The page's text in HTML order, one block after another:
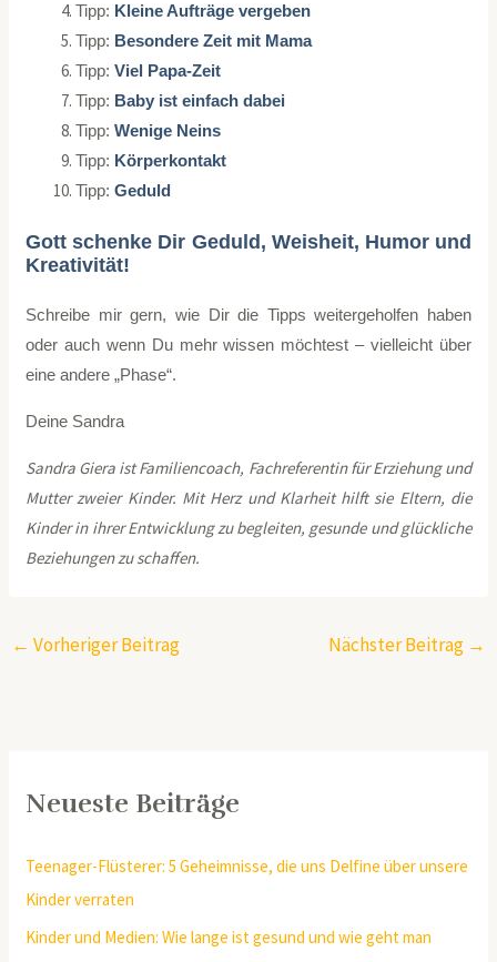
Tipp: Kleine Aufträge vergeben
Tipp: Besondere Zeit mit Mama
Tipp:Viel Papa-Zeit
Tipp: Baby ist einfach dabei
Tipp:Wenige Neins
Tipp: Körperkontakt
Tipp: Geduld
Gott schenke Dir Geduld, Weisheit, Humor und
Kreativität!
Schreibe mir gern, wie Dir die Tipps weitergeholfen haben
oder auch wenn Du mehr wissen möchtest – vielleicht über
eine andere „Phase“.
Deine Sandra
Sandra Giera ist Familiencoach, Fachreferentin für Erziehung und
Mutter zweier Kinder. Mit Herz und Klarheit hilft sie Eltern, die
Kinder in ihrer Entwicklung zu begleiten, gesunde und glückliche
Beziehungen zu schaffen.
← Vorheriger Beitrag Nächster Beitrag →
Neueste Beiträge
Teenager-Flüsterer: 5 Geheimnisse, die uns Delfine über unsere
Kinder verraten
Kinder und Medien: Wie lange ist gesund und wie geht man